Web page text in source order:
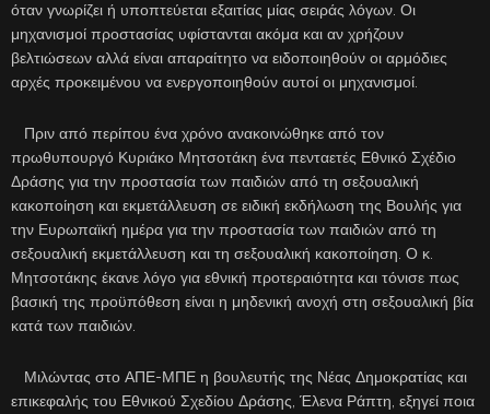
όταν γνωρίζει ή υποπτεύεται εξαιτίας μίας σειράς λόγων. Οι
μηχανισμοί προστασίας υφίστανται ακόμα και αν χρήζουν
βελτιώσεων αλλά είναι απαραίτητο να ειδοποιηθούν οι αρμόδιες
αρχές προκειμένου να ενεργοποιηθούν αυτοί οι μηχανισμοί.
Πριν από περίπου ένα χρόνο ανακοινώθηκε από τον
πρωθυπουργό Κυριάκο Μητσοτάκη ένα πενταετές Εθνικό Σχέδιο
Δράσης για την προστασία των παιδιών από τη σεξουαλική
κακοποίηση και εκμετάλλευση σε ειδική εκδήλωση της Βουλής για
την Ευρωπαϊκή ημέρα για την προστασία των παιδιών από τη
σεξουαλική εκμετάλλευση και τη σεξουαλική κακοποίηση. Ο κ.
Μητσοτάκης έκανε λόγο για εθνική προτεραιότητα και τόνισε πως
βασική της προϋπόθεση είναι η μηδενική ανοχή στη σεξουαλική βία
κατά των παιδιών.
Μιλώντας στο ΑΠΕ-ΜΠΕ η βουλευτής της Νέας Δημοκρατίας και
επικεφαλής του Εθνικού Σχεδίου Δράσης, Έλενα Ράπτη, εξηγεί ποια